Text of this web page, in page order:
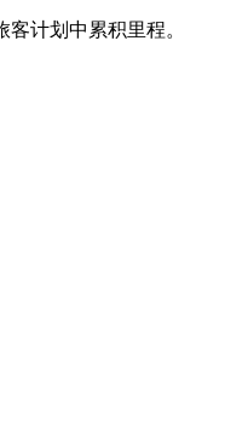
客计划中累积里程。